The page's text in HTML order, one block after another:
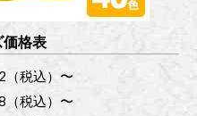
価格表
（税込）〜
（税込）〜